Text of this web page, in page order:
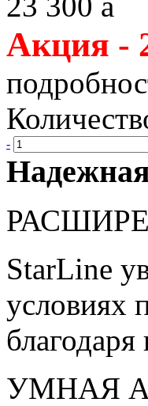
Акция -
-
StarLine
условиях
УМНАЯ